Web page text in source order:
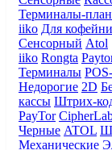
Терминалы-
iiko Для кофейни
Сенсорный Atol
iiko Rongta
Терминалы
Недорогие 2D
кассы Штрих-
PayTor
Черные ATOL
Механические